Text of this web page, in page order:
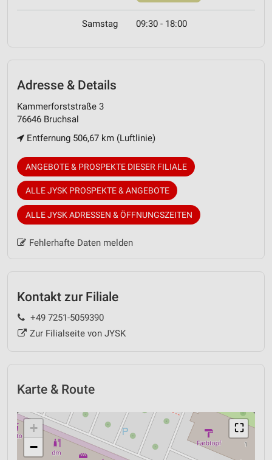
Samstag 09:30 - 18:00
Adresse & Details
Kammerforststraße 3
76646 Bruchsal
Entfernung 506,67 km (Luftlinie)
ANGEBOTE & PROSPEKTE DIESER FILIALE
ALLE JYSK PROSPEKTE & ANGEBOTE
ALLE JYSK ADRESSEN & ÖFFNUNGSZEITEN
Fehlerhafte Daten melden
Kontakt zur Filiale
+49 7251-5059390
Zur Filialseite von JYSK
Karte & Route
⛶
+
−